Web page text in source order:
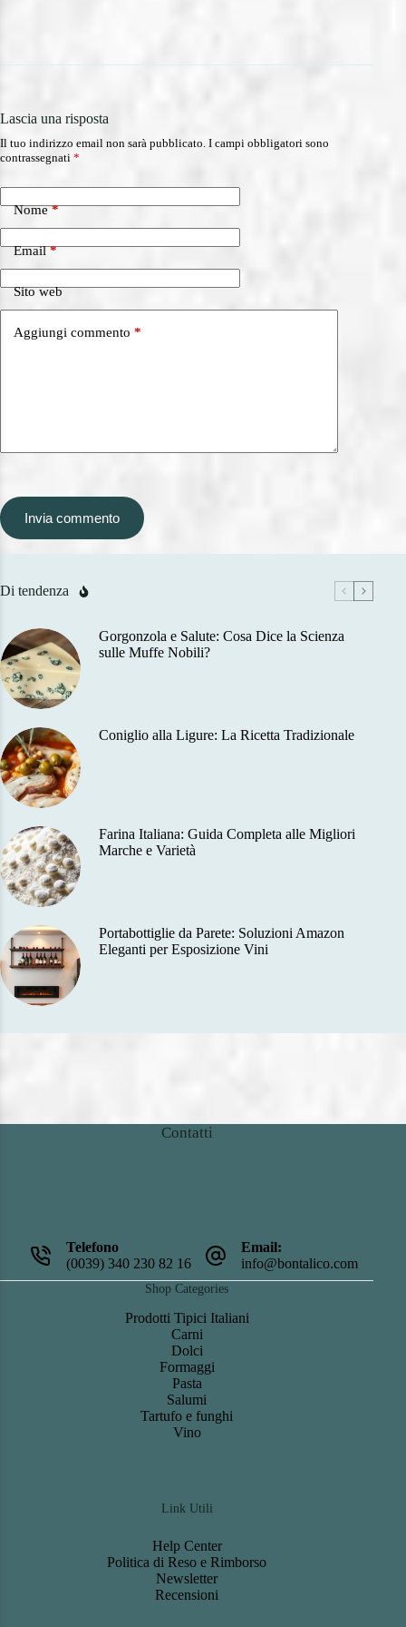
Lascia una risposta
Il tuo indirizzo email non sarà pubblicato. I campi obbligatori sono
contrassegnati *
Nome*
Email*
Sito web
Aggiungi commento *
Invia commento
Di tendenza
Gorgonzola e Salute: Cosa Dice la Scienza
sulle Muffe Nobili?
Coniglio alla Ligure: La Ricetta Tradizionale
Farina Italiana: Guida Completa alle Migliori
Marche e Varietà
Portabottiglie da Parete: Soluzioni Amazon
Eleganti per Esposizione Vini
Contatti
Telefono
(0039) 340 230 82 16
Email:
info@bontalico.com
Shop Categories
Prodotti Tipici Italiani
Carni
Dolci
Formaggi
Pasta
Salumi
Tartufo e funghi
Vino
Link Utili
Help Center
Politica di Reso e Rimborso
Newsletter
Recensioni